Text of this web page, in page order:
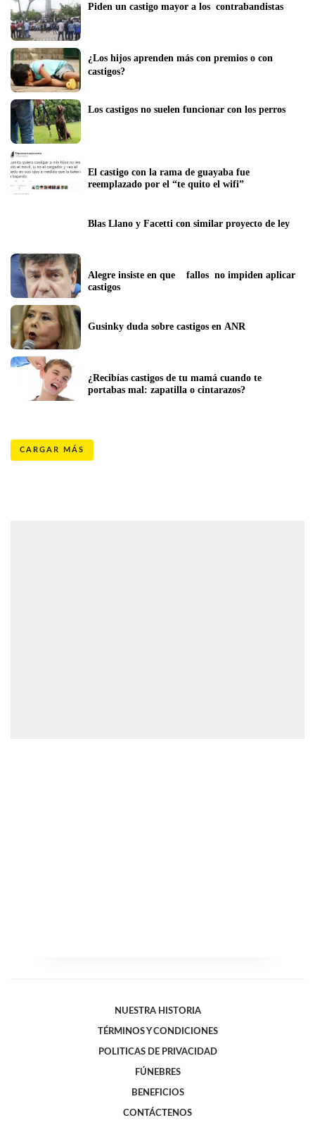
Piden un castigo mayor a los  contrabandistas
¿Los hijos aprenden más con premios o con
castigos?
Los castigos no suelen funcionar con los perros
El castigo con la rama de guayaba fue
reemplazado por el “te quito el wifi”
Blas Llano y Facetti con similar proyecto de ley
Alegre insiste en que    fallos  no impiden aplicar
castigos
Gusinky duda sobre castigos en ANR
¿Recibías castigos de tu mamá cuando te
portabas mal: zapatilla o cintarazos?
CARGAR MÁS
NUESTRA HISTORIA
TÉRMINOS Y CONDICIONES
POLITICAS DE PRIVACIDAD
FÚNEBRES
BENEFICIOS
CONTÁCTENOS